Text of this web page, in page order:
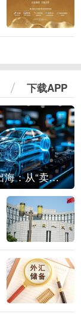
下载APP
中国汽车出海：从“卖出去”到“走进去”